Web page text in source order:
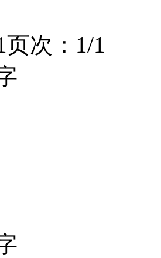
页次：1/1